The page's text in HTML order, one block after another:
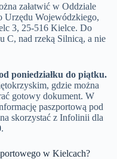
załatwić w Oddziale
Urzędu Wojewódzkiego,
3, 25-516 Kielce. Do
C, nad rzeką Silnicą, a nie
poniedziałku do piątku.
gdzie można
gotowy dokument. W
paszportową pod
skorzystać z Infolinii dla
.
w Kielcach?